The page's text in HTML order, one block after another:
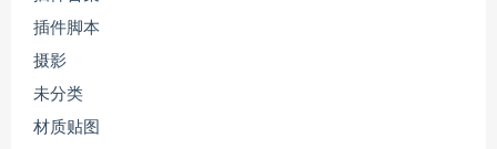
插件脚本
摄影
未分类
材质贴图